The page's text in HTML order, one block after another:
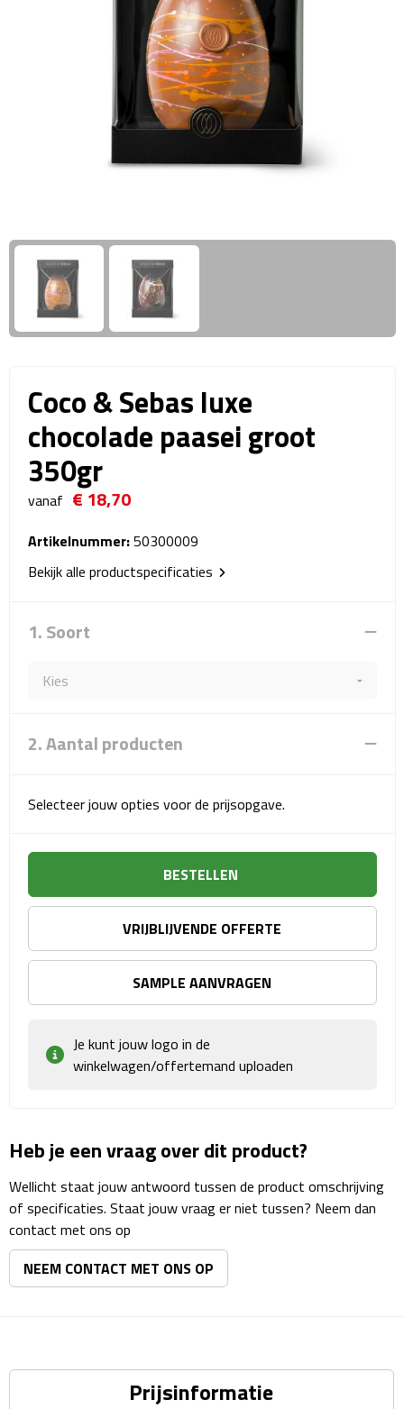
Documententassen
Reistassen & Trolleys
Reistassen
Trolleys
Reistassensets
Weekendtassen
Duffeltassen
Autotassen
Rugzakken
Rugzakken
Sport- & Recreatietassen
Sporttassen
Schoenentassen
Fietstassen
Koeltassen & koelboxen
Strandtassen
Matrozentassen
Reizen
Wellness Giftsets
Coco & Sebas luxe
chocolade paasei groot
350gr
vanaf € 18,70
Artikelnummer:50300009
Bekijk alle productspecificaties
1. Soort
2. Aantal producten
Selecteer jouw opties voor de prijsopgave.
BESTELLEN
VRIJBLIJVENDE OFFERTE
SAMPLE AANVRAGEN
Je kunt jouw logo in de
winkelwagen/offertemand uploaden
Heb je een vraag over dit product?
Wellicht staat jouw antwoord tussen de product omschrijving
of specificaties. Staat jouw vraag er niet tussen? Neem dan
contact met ons op
NEEM CONTACT MET ONS OP
Prijsinformatie